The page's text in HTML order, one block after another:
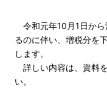
令和元年10月1日か
るのに伴い、増税分を
します。
詳しい内容は、資料
い。